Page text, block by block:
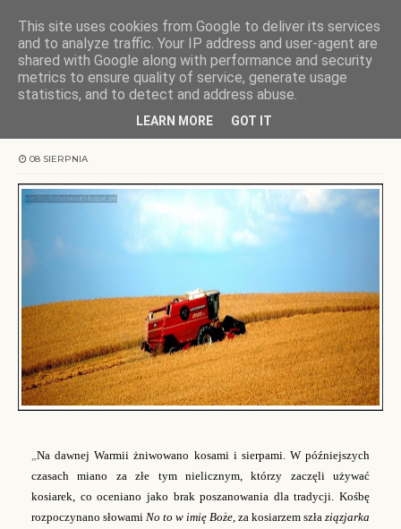
KOCHAMY WARMIĘ
Strona główna zapiski warmińskie Warmińskie żniwa
Warmińskie żniwa
08 SIERPNIA
„Na dawnej Warmii żniwowano kosami i sierpami. W późniejszych
czasach miano za złe tym nielicznym, którzy zaczęli używać
kosiarek, co oceniano jako brak poszanowania dla tradycji. Kośbę
rozpoczynano słowami No to w imię Boże, za kosiarzem szła ziązjarka
This site uses cookies from Google to deliver its services
and to analyze traffic. Your IP address and user-agent are
shared with Google along with performance and security
metrics to ensure quality of service, generate usage
statistics, and to detect and address abuse.
LEARN MORE GOT IT